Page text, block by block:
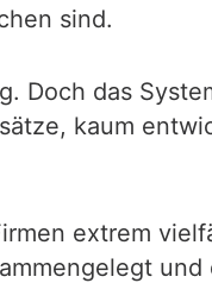
sind.
Doch das
kaum
extrem